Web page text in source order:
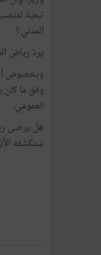
تبعية
المدني؟
يردّ رياض
وبخصوص
وفق ما كان
العمومي.
هل يرضى
ستكشفه